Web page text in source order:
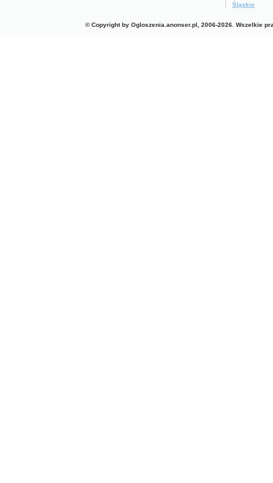
Śląskie
© Copyright by Ogloszenia.anonser.pl, 2006-2026. Wszelkie